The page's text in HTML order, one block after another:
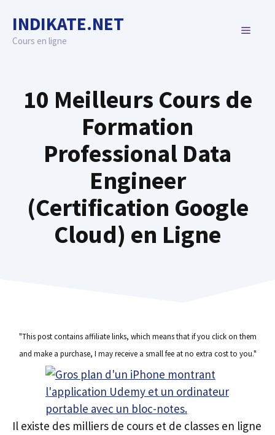
content
INDIKATE.NET
Cours en ligne
MENU
10 Meilleurs Cours de
Formation
Professional Data
Engineer
(Certification Google
Cloud) en Ligne
"This post contains affiliate links, which means that if you click on them
and make a purchase, I may receive a small fee at no extra cost to you."
Il existe des milliers de cours et de classes en ligne